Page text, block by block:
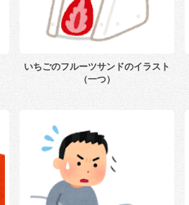
いちごのフルーツサンドのイラスト
（一つ）